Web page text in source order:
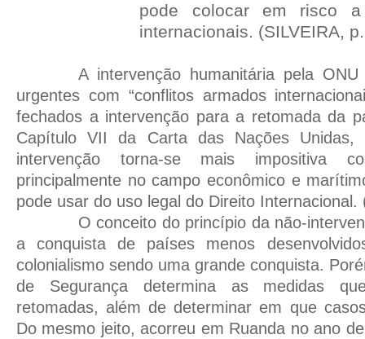
pode colocar em risco
internacionais. (SILVEIRA,
A intervenção humanitária pela
urgentes com “conflitos armados
fechados a intervenção para a retomada da
Capítulo VII da Carta das Nações
intervenção torna-se mais impositiva
principalmente no campo econômico e
pode usar do uso legal do Direito Internacional.
O conceito do princípio da não-
a conquista de países menos
colonialismo sendo uma grande conquista.
de Segurança determina as medidas
retomadas, além de determinar em que
Do mesmo jeito, acorreu em Ruanda no ano